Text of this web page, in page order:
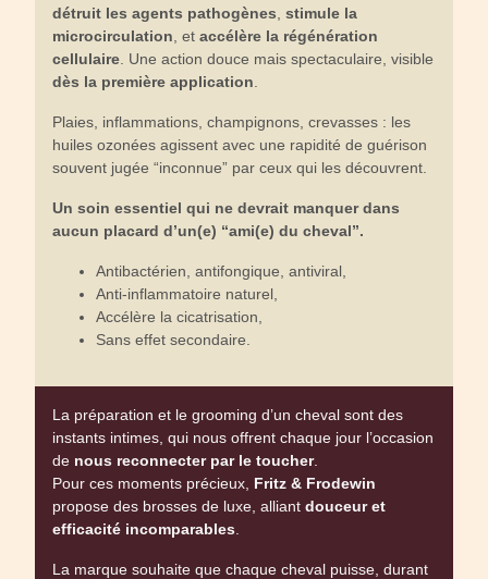
détruit les agents pathogènes stimule la
microcirculation , et accélère la régénération
cellulaire . Une action douce mais spectaculaire, visible
dès la première application
Plaies, inflammations, champignons, crevasses : les
huiles ozonées agissent avec une rapidité de guérison
souvent jugée “inconnue” par ceux qui les découvrent.
Un soin essentiel qui ne devrait manquer dans
aucun placard d’un(e) “ami(e) du cheval”.
Antibactérien, antifongique, antiviral,
Anti-inflammatoire naturel,
Accélère la cicatrisation,
Sans effet secondaire.
La préparation et le grooming d’un cheval sont des
instants intimes, qui nous offrent chaque jour l’occasion
de nous reconnecter par le toucher.
Pour ces moments précieux, Fritz & Frodewin
propose des brosses de luxe, alliant douceur et
efficacité incomparables
La marque souhaite que chaque cheval puisse, durant